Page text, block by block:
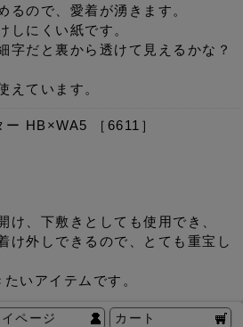
るので、愛着が湧きます。
しにくい紙です。
字だと裏から透けて見えるかな？
えています。
HB×WA5 ［6611］
け、下敷きとしても使用でき、
け外しできるので、とても重宝し
いアイテムです。
ページ カート